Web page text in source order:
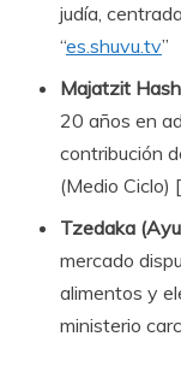
judía,
“es.shuvu.tv”
Majatzit
20 años en
contribución
(Medio Ciclo)
Tzedaka
mercado
alimentos y
ministerio